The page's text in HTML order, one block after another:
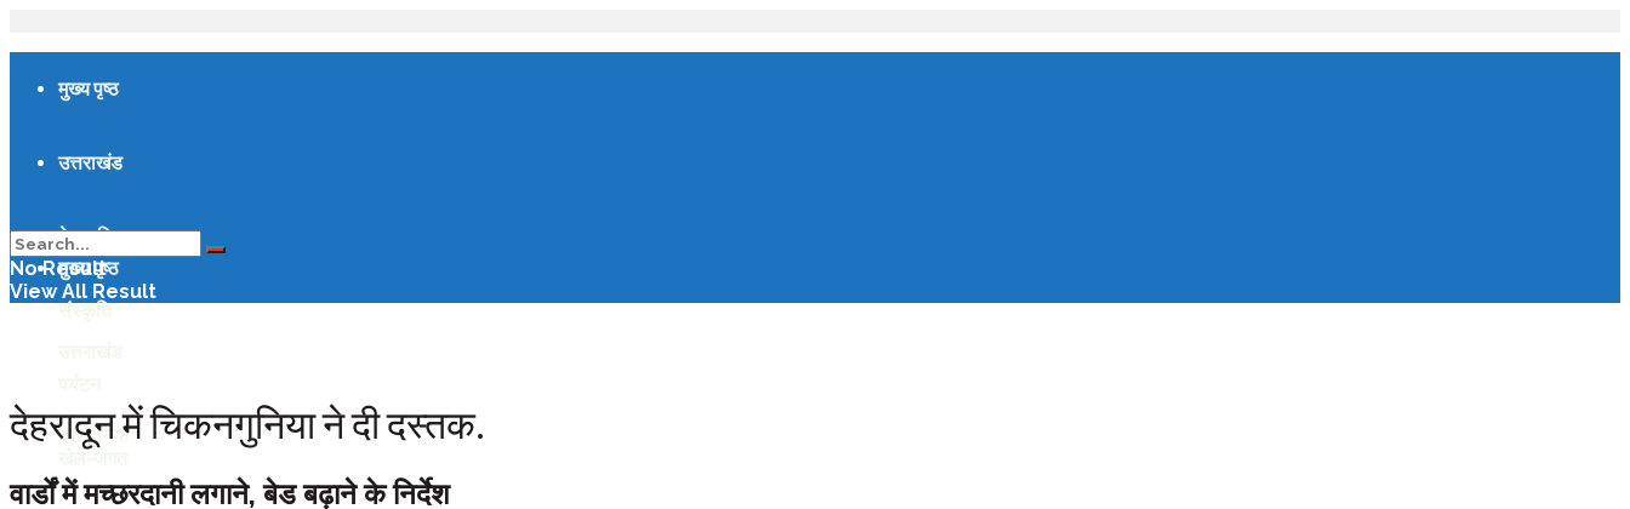
मुख्य पृष्ठ
उत्तराखंड
देश-दुनिया
संस्कृति
मुख्य पृष्ठ
देश-दुनिया
No Result
View All Result
देहरादून में चिकनगुनिया ने दी दस्तक.
वार्डों में मच्छरदानी लगाने, बेड बढ़ाने के निर्देश